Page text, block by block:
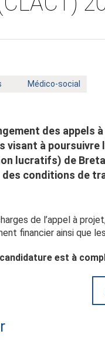
Mot
Médico-social
des appels
visant à
lucratifs) de
des conditions de
de l’appel à
financier ainsi que
est à